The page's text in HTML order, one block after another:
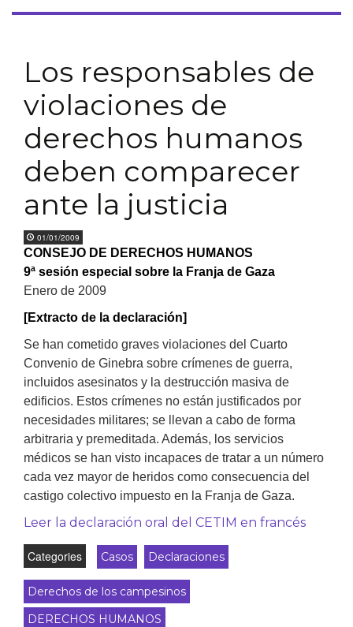
Los responsables de
violaciones de
derechos humanos
deben comparecer
ante la justicia
01/01/2009
CONSEJO DE DERECHOS HUMANOS
9ª sesión especial sobre la Franja de Gaza
Enero de 2009
[Extracto de la declaración]
Se han cometido graves violaciones del Cuarto
Convenio de Ginebra sobre crímenes de guerra,
incluidos asesinatos y la destrucción masiva de
edificios. Estos crímenes no están justificados por
necesidades militares; se llevan a cabo de forma
arbitraria y premeditada. Además, los servicios
médicos se han visto incapaces de tratar a un número
cada vez mayor de heridos como consecuencia del
castigo colectivo impuesto en la Franja de Gaza.
Leer la declaración oral del CETIM en francés
Categories Casos Declaraciones
Derechos de los campesinos
DERECHOS HUMANOS